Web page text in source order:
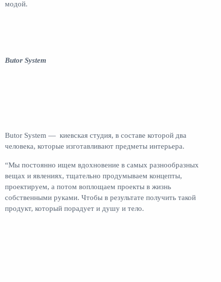
модой.
Butor System
Butor System — киевская студия, в составе которой два
человека, которые изготавливают предметы интерьера.
“Мы постоянно ищем вдохновение в самых разнообразных
вещах и явлениях, тщательно продумываем концепты,
проектируем, а потом воплощаем проекты в жизнь
собственными руками. Чтобы в результате получить такой
продукт, который порадует и душу и тело.